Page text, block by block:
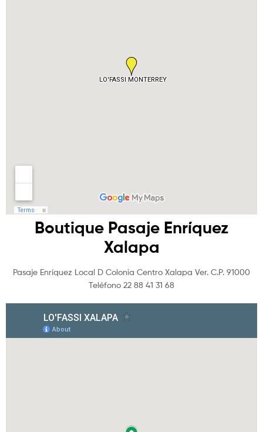
Boutique Pasaje Enríquez
Xalapa
Pasaje Enríquez Local D Colonia Centro Xalapa Ver. C.P. 91000
Teléfono 22 88 41 31 68